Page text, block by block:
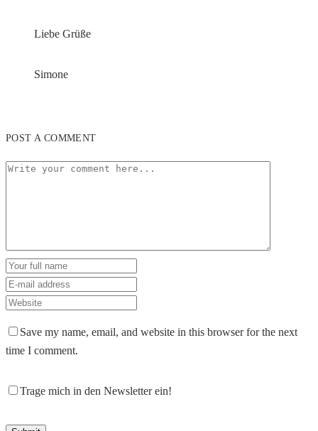
Liebe Grüße
Simone
POST A COMMENT
Save my name, email, and website in this browser for the next
time I comment.
Trage mich in den Newsletter ein!